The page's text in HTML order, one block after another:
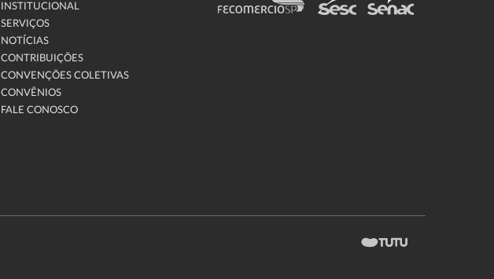
INSTITUCIONAL
SERVIÇOS
NOTÍCIAS
CONTRIBUIÇÕES
CONVENÇÕES COLETIVAS
CONVÊNIOS
FALE CONOSCO